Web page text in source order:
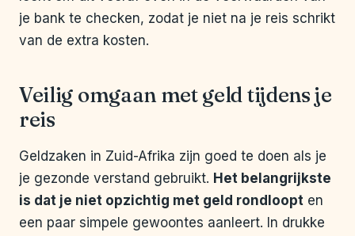
je bank te checken, zodat je niet na je reis schrikt
van de extra kosten.
Veilig omgaan met geld tijdens je
reis
Geldzaken in Zuid-Afrika zijn goed te doen als je
je gezonde verstand gebruikt. Het belangrijkste
is dat je niet opzichtig met geld rondloopt en
een paar simpele gewoontes aanleert. In drukke